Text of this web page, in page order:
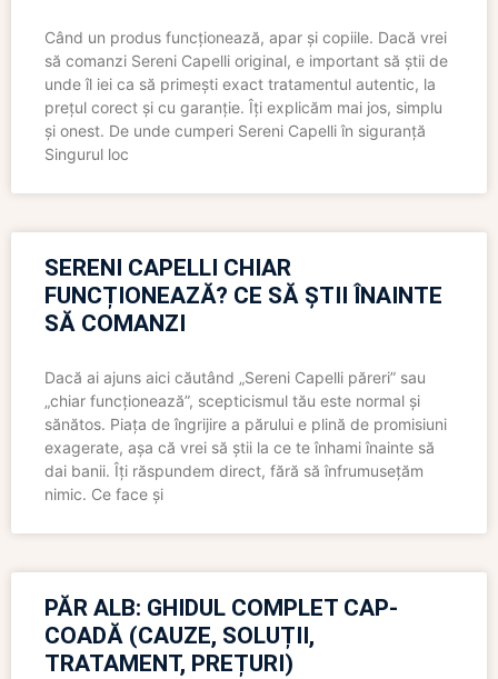
Când un produs funcționează, apar și copiile. Dacă vrei
să comanzi Sereni Capelli original, e important să știi de
unde îl iei ca să primești exact tratamentul autentic, la
prețul corect și cu garanție. Îți explicăm mai jos, simplu
și onest. De unde cumperi Sereni Capelli în siguranță
Singurul loc
SERENI CAPELLI CHIAR
FUNCȚIONEAZĂ? CE SĂ ȘTII ÎNAINTE
SĂ COMANZI
Dacă ai ajuns aici căutând „Sereni Capelli păreri” sau
„chiar funcționează”, scepticismul tău este normal și
sănătos. Piața de îngrijire a părului e plină de promisiuni
exagerate, așa că vrei să știi la ce te înhami înainte să
dai banii. Îți răspundem direct, fără să înfrumusețăm
nimic. Ce face și
PĂR ALB: GHIDUL COMPLET CAP-
COADĂ (CAUZE, SOLUȚII,
TRATAMENT, PREȚURI)